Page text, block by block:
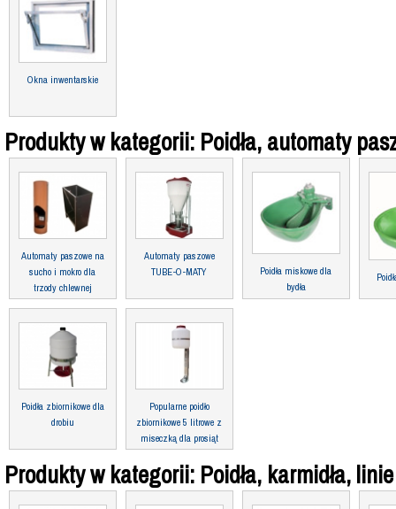
Okna inwentarskie
Produkty w kategorii: Poidła, automaty
Automaty paszowe na
sucho i mokro dla
trzody chlewnej
Automaty paszowe
TUBE-O-MATY
Poidła miskowe dla
bydła
Poidła zbiornikowe dla
drobiu
Popularne poidło
zbiornikowe 5 litrowe z
miseczką dla prosiąt
Produkty w kategorii: Poidła, karmidła,